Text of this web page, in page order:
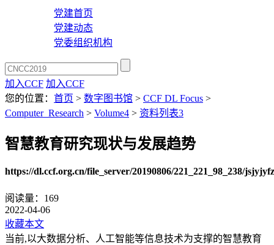
党建首页
党建动态
党委组织机构
加入CCF 加入CCF
您的位置： 首页 > 数字图书馆 > CCF DL Focus >
Computer_Research > Volume4 > 资料列表3
智慧教育研究现状与发展趋势
https://dl.ccf.org.cn/file_server/20190806/221_221_98_238/
阅读量： 169
2022-04-06
收藏本文
当前,以大数据分析、人工智能等信息技术为支撑的智慧教育